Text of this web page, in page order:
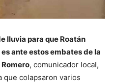
lluvia para que Roatán
ante estos embates de la
Romero, comunicador local,
que colapsaron varios